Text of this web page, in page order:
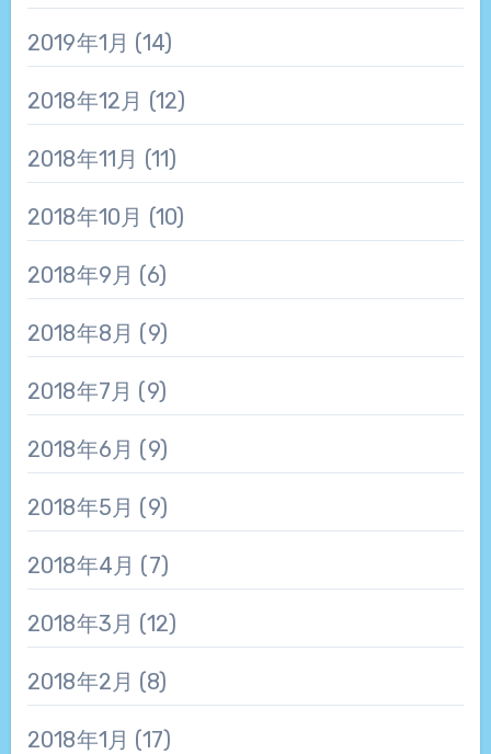
2019年1月 (14)
2018年12月 (12)
2018年11月 (11)
2018年10月 (10)
2018年9月 (6)
2018年8月 (9)
2018年7月 (9)
2018年6月 (9)
2018年5月 (9)
2018年4月 (7)
2018年3月 (12)
2018年2月 (8)
2018年1月 (17)